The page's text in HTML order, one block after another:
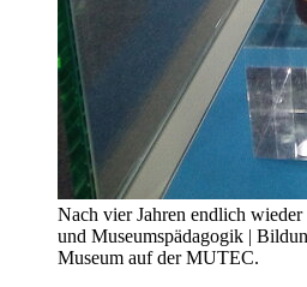
Nach vier Jahren endlich
und Museumspädagogik |
Museum auf der MUTEC.